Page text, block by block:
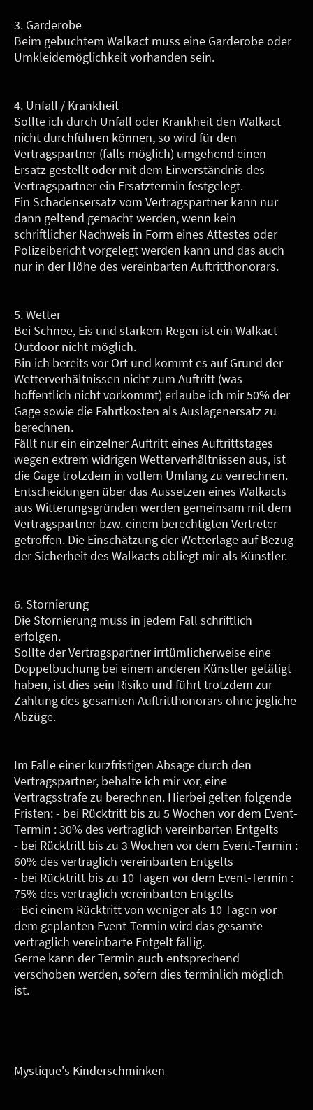
3. Garderobe
Beim gebuchtem Walkact muss eine Garderobe oder
Umkleidemöglichkeit vorhanden sein.
4. Unfall / Krankheit
Sollte ich durch Unfall oder Krankheit den Walkact
nicht durchführen können, so wird für den
Vertragspartner (falls möglich) umgehend einen
Ersatz gestellt oder mit dem Einverständnis des
Vertragspartner ein Ersatztermin festgelegt.
Ein Schadensersatz vom Vertragspartner kann nur
dann geltend gemacht werden, wenn kein
schriftlicher Nachweis in Form eines Attestes oder
Polizeibericht vorgelegt werden kann und das auch
nur in der Höhe des vereinbarten Auftritthonorars.
5. Wetter
Bei Schnee, Eis und starkem Regen ist ein Walkact
Outdoor nicht möglich.
Bin ich bereits vor Ort und kommt es auf Grund der
Wetterverhältnissen nicht zum Auftritt (was
hoffentlich nicht vorkommt) erlaube ich mir 50% der
Gage sowie die Fahrtkosten als Auslagenersatz zu
berechnen.
Fällt nur ein einzelner Auftritt eines Auftrittstages
wegen extrem widrigen Wetterverhältnissen aus, ist
die Gage trotzdem in vollem Umfang zu verrechnen.
Entscheidungen über das Aussetzen eines Walkacts
aus Witterungsgründen werden gemeinsam mit dem
Vertragspartner bzw. einem berechtigten Vertreter
getroffen. Die Einschätzung der Wetterlage auf Bezug
der Sicherheit des Walkacts obliegt mir als Künstler.
6. Stornierung
Die Stornierung muss in jedem Fall schriftlich
erfolgen.
Sollte der Vertragspartner irrtümlicherweise eine
Doppelbuchung bei einem anderen Künstler getätigt
haben, ist dies sein Risiko und führt trotzdem zur
Zahlung des gesamten Auftritthonorars ohne jegliche
Abzüge.
Im Falle einer kurzfristigen Absage durch den
Vertragspartner, behalte ich mir vor, eine
Vertragsstrafe zu berechnen. Hierbei gelten folgende
Fristen: - bei Rücktritt bis zu 5 Wochen vor dem Event-
Termin : 30% des vertraglich vereinbarten Entgelts
- bei Rücktritt bis zu 3 Wochen vor dem Event-Termin :
60% des vertraglich vereinbarten Entgelts
- bei Rücktritt bis zu 10 Tagen vor dem Event-Termin :
75% des vertraglich vereinbarten Entgelts
- Bei einem Rücktritt von weniger als 10 Tagen vor
dem geplanten Event-Termin wird das gesamte
vertraglich vereinbarte Entgelt fällig.
Gerne kann der Termin auch entsprechend
verschoben werden, sofern dies terminlich möglich
ist.
Mystique's Kinderschminken